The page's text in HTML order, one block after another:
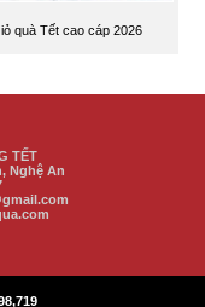
quà Tết cao cáp 2026
TẾT
, Nghệ An